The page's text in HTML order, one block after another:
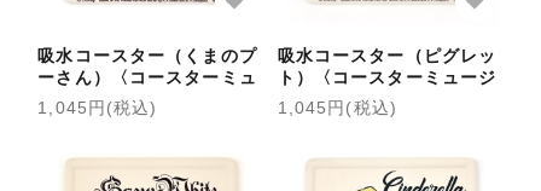
吸水コースター（くまのプ
ーさん）〈コースターミュ
ージアム〉
1,045円(税込)
吸水コースター（ピグレッ
ト）〈コースターミュージ
アム〉
1,045円(税込)